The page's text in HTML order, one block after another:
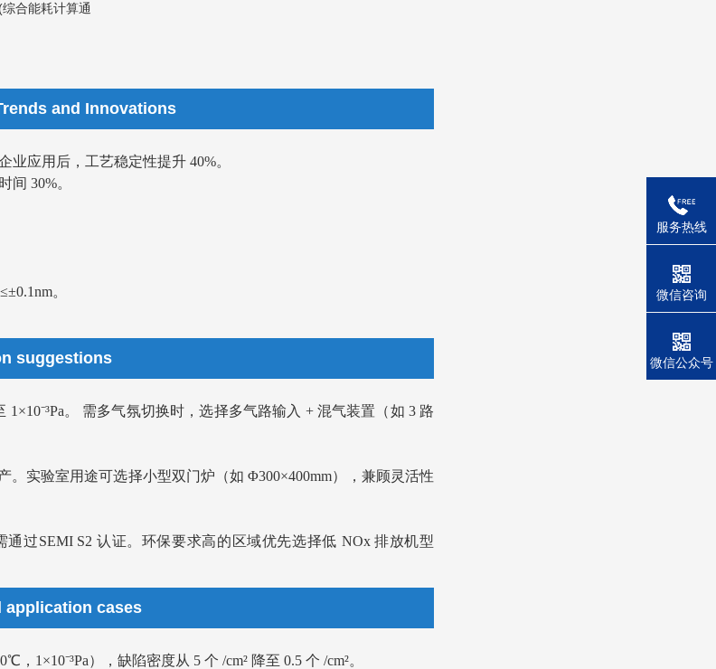
合能耗计算通
and Innovations
应用后，工艺稳定性提升 40%。
30%。
。
suggestions
。 需多气氛切换时，选择多气路输入 + 混气装置（如 3 路
实验室用途可选择小型双门炉（如 Φ300×400mm），兼顾灵活性
过SEMI S2 认证。环保要求高的区域优先选择低 NOx 排放机型
cases
1×10⁻³Pa），缺陷密度从 5 个 /cm² 降至 0.5 个 /cm²。
服务热线
微信咨询
微信公众号